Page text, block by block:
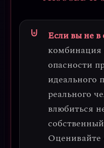
Если вы не
комбинация
опасности
идеального
реального
влюбиться
Оценивайте